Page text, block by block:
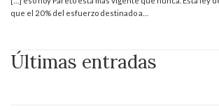
que el 20% del esfuerzo destinado a…
Últimas entradas